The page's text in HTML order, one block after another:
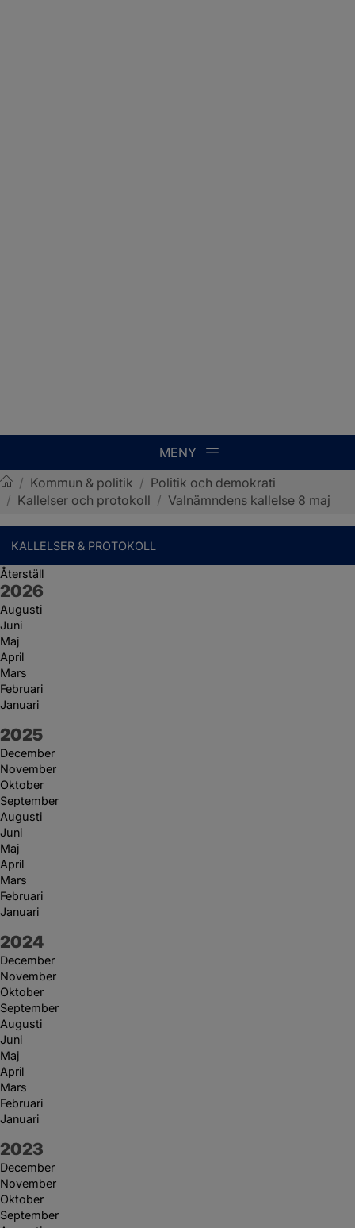
MENY
Sotenäs kommun
/ Kommun & politik / Politik och demokrati
/ Kallelser och protokoll / Valnämndens kallelse 8 maj
KALLELSER & PROTOKOLL
Återställ
År:
2026
Augusti
Juni
Maj
April
Mars
Februari
Januari
År:
2025
December
November
Oktober
September
Augusti
Juni
Maj
April
Mars
Februari
Januari
År:
2024
December
November
Oktober
September
Augusti
Juni
Maj
April
Mars
Februari
Januari
År:
2023
December
November
Oktober
September